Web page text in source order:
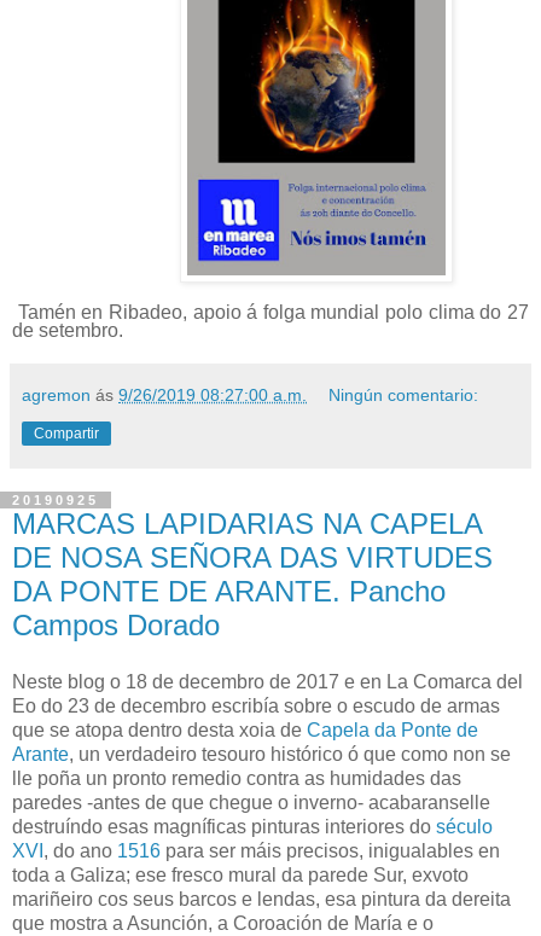
Tamén en Ribadeo, apoio á folga mundial polo clima do 27
de setembro.
agremon ás 9/26/2019 08:27:00 a.m. Ningún comentario:
Compartir
20190925
MARCAS LAPIDARIAS NA CAPELA
DE NOSA SEÑORA DAS VIRTUDES
DA PONTE DE ARANTE. Pancho
Campos Dorado
Neste blog o 18 de decembro de 2017 e en La Comarca del
Eo do 23 de decembro escribía sobre o escudo de armas
que se atopa dentro desta xoia de Capela da Ponte de
Arante, un verdadeiro tesouro histórico ó que como non se
lle poña un pronto remedio contra as humidades das
paredes -antes de que chegue o inverno- acabaranselle
destruíndo esas magníficas pinturas interiores do século
XVI , do ano 1516 para ser máis precisos, inigualables en
toda a Galiza; ese fresco mural da parede Sur, exvoto
mariñeiro cos seus barcos e lendas, esa pintura da dereita
que mostra a Asunción, a Coroación de María e o